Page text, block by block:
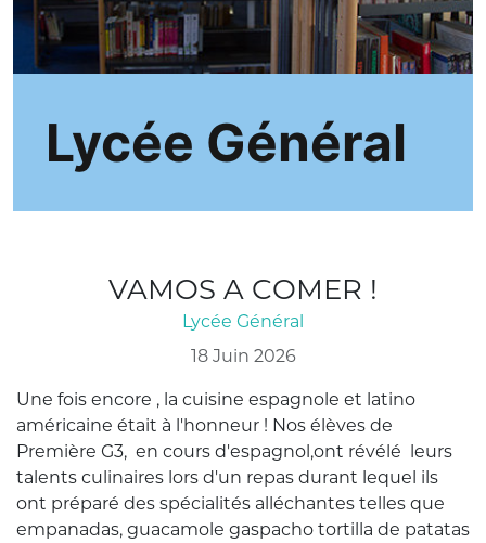
Lycée Général
VAMOS A COMER !
Lycée Général
18 Juin 2026
Une fois encore , la cuisine espagnole et latino
américaine était à l'honneur ! Nos élèves de
Première G3, en cours d'espagnol,ont révélé leurs
talents culinaires lors d'un repas durant lequel ils
ont préparé des spécialités alléchantes telles que
empanadas, guacamole gaspacho tortilla de patatas